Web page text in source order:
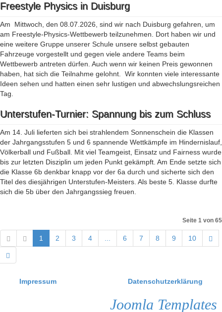
Freestyle Physics in Duisburg
Am Mittwoch, den 08.07.2026, sind wir nach Duisburg gefahren, um
am Freestyle-Physics-Wettbewerb teilzunehmen. Dort haben wir und
eine weitere Gruppe unserer Schule unsere selbst gebauten
Fahrzeuge vorgestellt und gegen viele andere Teams beim
Wettbewerb antreten dürfen. Auch wenn wir keinen Preis gewonnen
haben, hat sich die Teilnahme gelohnt. Wir konnten viele interessante
Ideen sehen und hatten einen sehr lustigen und abwechslungsreichen
Tag.
Unterstufen-Turnier: Spannung bis zum Schluss
Am 14. Juli lieferten sich bei strahlendem Sonnenschein die Klassen
der Jahrgangsstufen 5 und 6 spannende Wettkämpfe im Hindernislauf,
Völkerball und Fußball. Mit viel Teamgeist, Einsatz und Fairness wurde
bis zur letzten Disziplin um jeden Punkt gekämpft. Am Ende setzte sich
die Klasse 6b denkbar knapp vor der 6a durch und sicherte sich den
Titel des diesjährigen Unterstufen-Meisters. Als beste 5. Klasse durfte
sich die 5b über den Jahrgangssieg freuen.
Seite 1 von 65
1 2 3 4 6 7 8 9 10
Impressum Datenschutzerklärung
Joomla Templates